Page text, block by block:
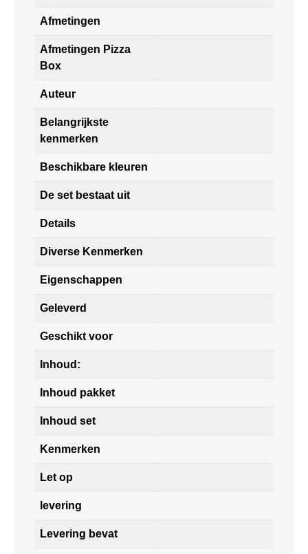
Afmetingen
Afmetingen Pizza
Box
Auteur
Belangrijkste
kenmerken
Beschikbare kleuren
De set bestaat uit
Details
Diverse Kenmerken
Eigenschappen
Geleverd
Geschikt voor
Inhoud:
Inhoud pakket
Inhoud set
Kenmerken
Let op
levering
Levering bevat